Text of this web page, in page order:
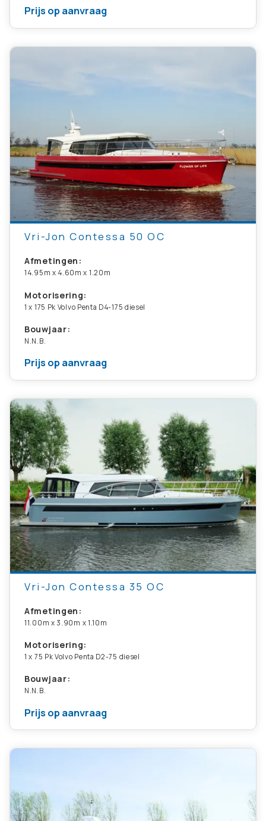
Prijs op aanvraag
Vri-Jon Contessa 50 OC
Afmetingen:
14.95m x 4.60m x 1.20m
Motorisering:
1 x 175 Pk Volvo Penta D4-175 diesel
Bouwjaar:
N.N.B.
Prijs op aanvraag
Vri-Jon Contessa 35 OC
Afmetingen:
11.00m x 3.90m x 1.10m
Motorisering:
1 x 75 Pk Volvo Penta D2-75 diesel
Bouwjaar:
N.N.B.
Prijs op aanvraag